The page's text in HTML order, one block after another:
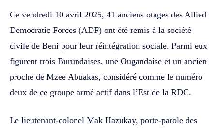
Ce vendredi 10 avril 2025, 41 anciens otages des Allied
Democratic Forces (ADF) ont été remis à la société
civile de Beni pour leur réintégration sociale. Parmi eux
figurent trois Burundaises, une Ougandaise et un ancien
proche de Mzee Abuakas, considéré comme le numéro
deux de ce groupe armé actif dans l’Est de la RDC.
Le lieutenant-colonel Mak Hazukay, porte-parole des